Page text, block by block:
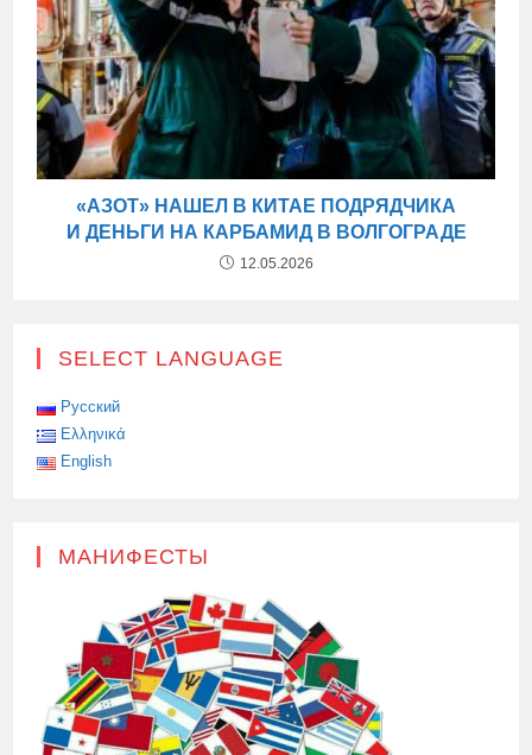
«АЗОТ» НАШЕЛ В КИТАЕ ПОДРЯДЧИКА
И ДЕНЬГИ НА КАРБАМИД В ВОЛГОГРАДЕ
12.05.2026
SELECT LANGUAGE
Русский
Ελληνικά
English
МАНИФЕСТЫ